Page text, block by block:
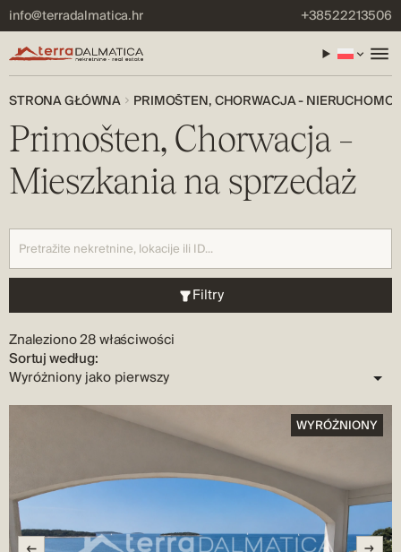
info@terradalmatica.hr +38522213506
STRONA GŁÓWNA PRIMOŠTEN, CHORWACJA -
Primošten, Chorwacja –
Mieszkania na sprzedaż
Filtry
Znaleziono 28 właściwości
Sortuj według:
WYRÓŻNIONY